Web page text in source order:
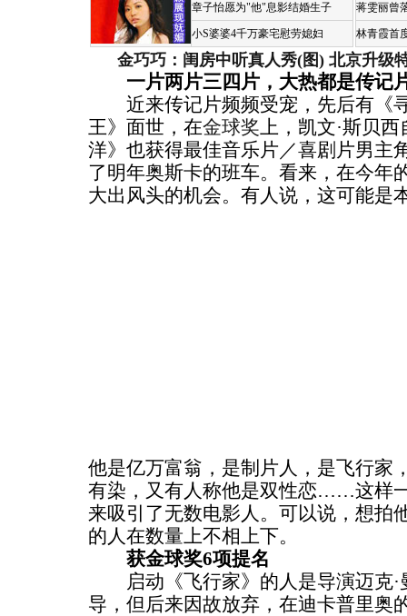
章子怡愿为"他"息影结婚生子
小S婆婆4千万豪宅慰劳媳妇
蒋雯丽曾
林青霞首
金巧巧：闺房中听真人秀(图) 北京升级
一片两片三四片，大热都是传记
近来传记片频频受宠，先后有《
王》面世，在金球奖 上，凯文·斯贝
洋》也获得最佳音乐片／喜剧片男主
了明年奥斯卡的班车。看来，在今年
大出风头的机会。有人说，这可能是
他是亿万富翁，是制片人，是飞行家
有染，又有人称他是双性恋……这样
来吸引了无数电影人。可以说，想拍
的人在数量上不相上下。
获金球奖6项提名
启动《飞行家》的人是导演迈克·
导，但后来因故放弃，在迪卡普里奥